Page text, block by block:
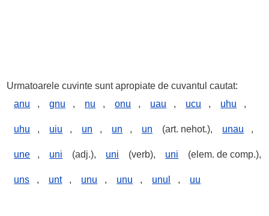
Urmatoarele cuvinte sunt apropiate de cuvantul cautat:
anu
, gnu , nu , onu , uau , ucu , uhu ,
uhu , uiu , un , un , un (art. nehot.), unau ,
une , uni (adj.), uni (verb), uni (elem. de comp.),
uns , unt , unu , unu , unul , uu